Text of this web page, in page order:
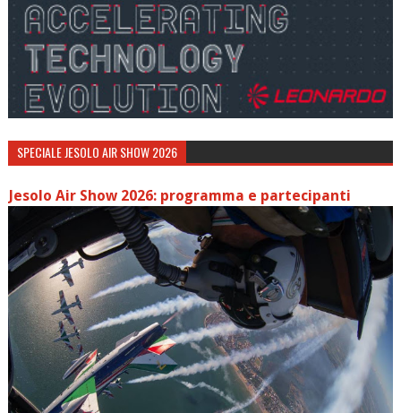
SPECIALE JESOLO AIR SHOW 2026
Jesolo Air Show 2026: programma e partecipanti